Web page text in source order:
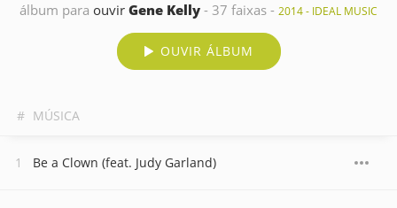
álbum para ouvir Gene Kelly - 37 faixas - 2014 - IDEAL MUSIC
OUVIR ÁLBUM
# MÚSICA
Be a Clown (feat. Judy Garland)